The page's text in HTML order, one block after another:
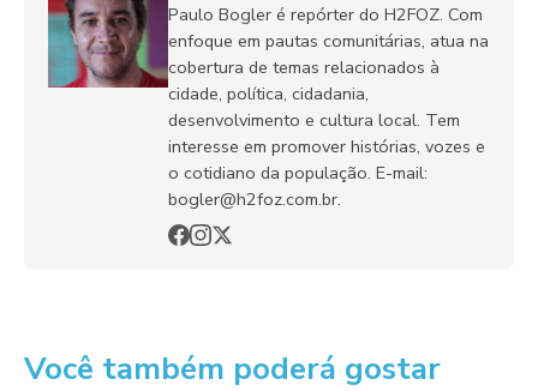
Paulo Bogler é repórter do H2FOZ. Com
enfoque em pautas comunitárias, atua na
cobertura de temas relacionados à
cidade, política, cidadania,
desenvolvimento e cultura local. Tem
interesse em promover histórias, vozes e
o cotidiano da população. E-mail:
bogler@h2foz.com.br.
Você também poderá gostar